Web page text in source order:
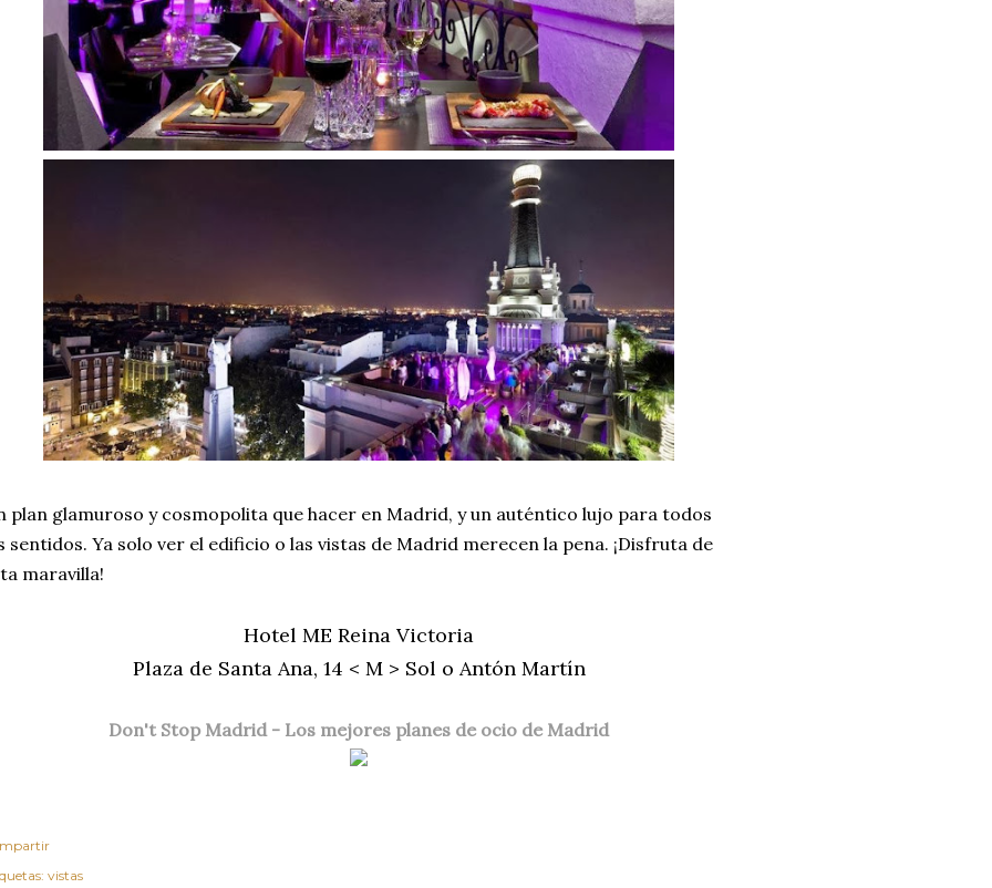
plan glamuroso y cosmopolita que hacer en Madrid, y un auténtico lujo para todos
sentidos. Ya solo ver el edificio o las vistas de Madrid merecen la pena. ¡Disfruta de
maravilla!
Hotel ME Reina Victoria
Plaza de Santa Ana, 14 < M > Sol o Antón Martín
Don't Stop Madrid - Los mejores planes de ocio de Madrid
vistas